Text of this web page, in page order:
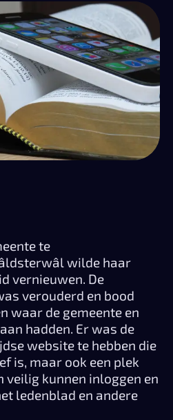
te
wilde haar
vernieuwen. De
verouderd en bood
waar de gemeente en
hadden. Er was de
website te hebben die
is, maar ook een plek
veilig kunnen inloggen en
ledenblad en andere